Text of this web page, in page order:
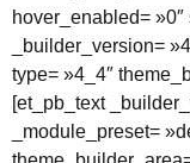
hover_enabled=
_builder_version=
type= »4_4″
[et_pb_text
_module_preset=